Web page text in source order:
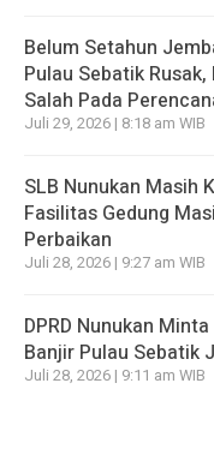
Belum Setahun
Pulau Sebatik Rusak,
Salah Pada
Juli 29, 2026 | 8:18 am WIB
SLB Nunukan Masih
Fasilitas Gedung
Perbaikan
Juli 28, 2026 | 9:27 am WIB
DPRD Nunukan
Banjir Pulau Sebatik
Juli 28, 2026 | 9:11 am WIB